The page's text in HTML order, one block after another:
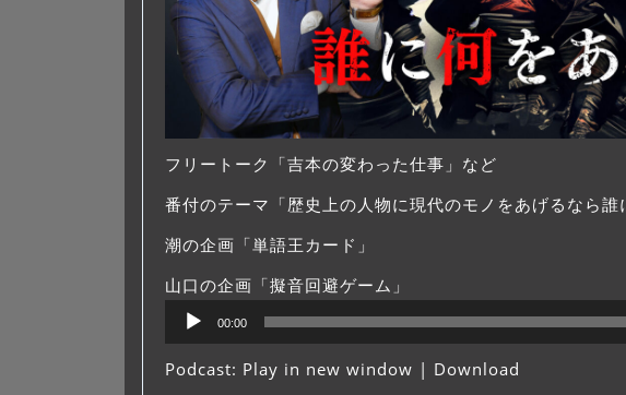
フリートーク「吉本の変わった仕事」など
番付のテーマ「歴史上の人物に現代のモノをあげるなら誰
潮の企画「単語王カード」
山口の企画「擬音回避ゲーム」
プ
00:00
Podcast: Play in new window | Download